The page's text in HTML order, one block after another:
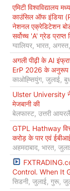
एमिटी विश्वविद्यालय
काउंसिल ऑफ इंडिया
नेशनल एक्रेडिटेशन
सर्वोच्च 'A' ग्रेड प्राप्त
ग्वालियर, भारत,
अगली पीढ़ी के AI
ErP 2026 के अनुरूप
काओह्सियुंग, जुलाई,
Ulster University
मेजबानी की
बेलफास्ट, उत्तरी
GTPL Hathway
करोड़ के पार एवं
अहमदाबाद, भारत,
Control. When It
सिडनी, जुलाई, गुरू,